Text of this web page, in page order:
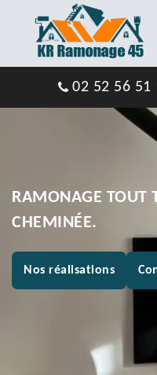
02 52 56 51
RAMONAGE TOUT
CHEMINÉE.
Nos réalisations